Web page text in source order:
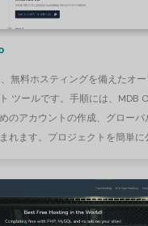
無料ホスティングを備えたオ
ツールです。手順には、MDB
のアカウントの作成、グローバ
れます。プロジェクトを簡単に